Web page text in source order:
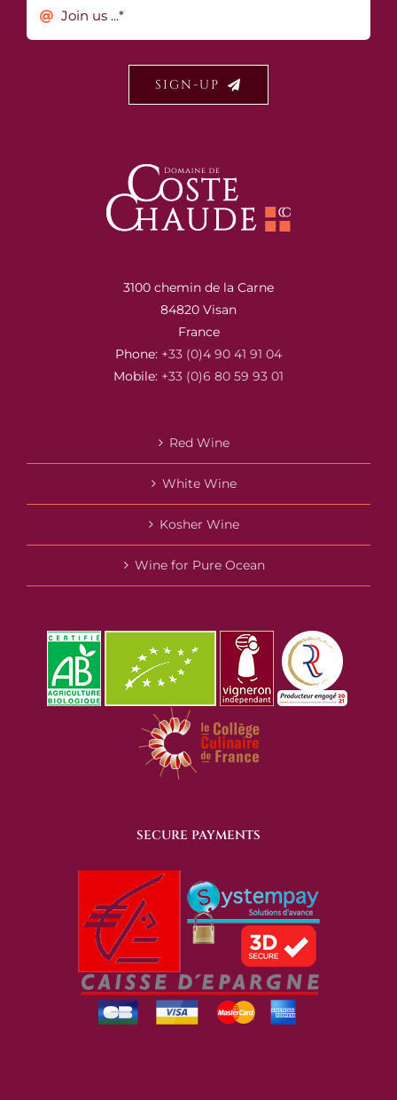
SIGN-UP
3100 chemin de la Carne
84820 Visan
France
Phone: +33 (0)4 90 41 91 04
Mobile: +33 (0)6 80 59 93 01
Red Wine
White Wine
Kosher Wine
Wine for Pure Ocean
SECURE PAYMENTS